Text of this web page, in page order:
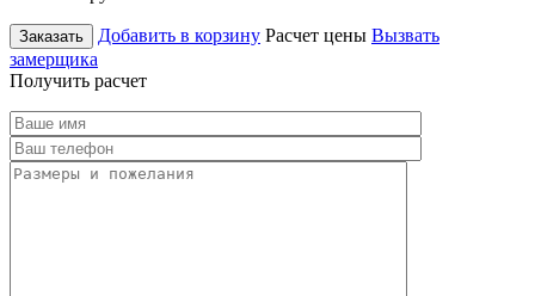
Заказать Добавить в корзину Расчет цены Вызвать
замерщика
Получить расчет